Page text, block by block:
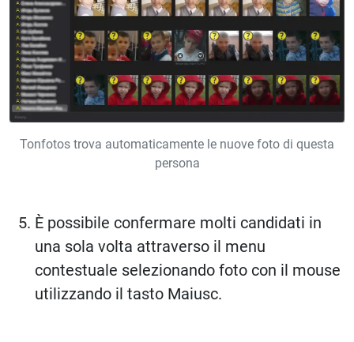
Tonfotos trova automaticamente le nuove foto di questa
persona
È possibile confermare molti candidati in
una sola volta attraverso il menu
contestuale selezionando foto con il mouse
utilizzando il tasto Maiusc.